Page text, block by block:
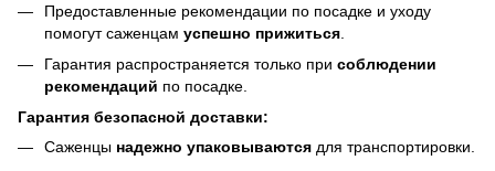
Предоставленные рекомендации по посадке и уходу
помогут саженцам успешно прижиться
Гарантия распространяется только при соблюдении
рекомендаций по посадке.
Гарантия безопасной доставки:
Саженцы надежно упаковываются для транспортировки.